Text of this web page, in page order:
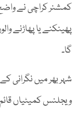
کمشنر کراچی نے
پھینکنے یا پھاڑنے
گا۔
شہر بھر میں نگرانی
ویجلنس کمیٹیاں